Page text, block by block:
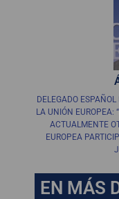
DELEGADO
LA UNIÓN EUROPEA:
ACTUALMENTE
EUROPEA
EN MÁS